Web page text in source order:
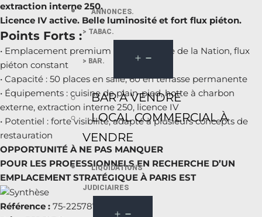
ANNONCES.
> TABAC.
> BAR.
BAR À VENDRE
LOCAL COMMERCIAL À
VENDRE
LIQUIDATIONS
JUDICIAIRES
extraction interne 250.
Licence IV active. Belle luminosité et fort flux piéton.
Points Forts :
• Emplacement premium : angle proche de la Nation, flux
piéton constant
• Capacité : 50 places en salle, 60 en terrasse permanente
• Équipements : cuisine de plain-pied, hotte à charbon
externe, extraction interne 250, licence IV
• Potentiel : forte visibilité, adapté à plusieurs concepts de
restauration
OPPORTUNITÉ À NE PAS MANQUER
POUR LES PROFESSIONNELS EN RECHERCHE D’UN
EMPLACEMENT STRATÉGIQUE À PARIS EST
Référence : 75-225787